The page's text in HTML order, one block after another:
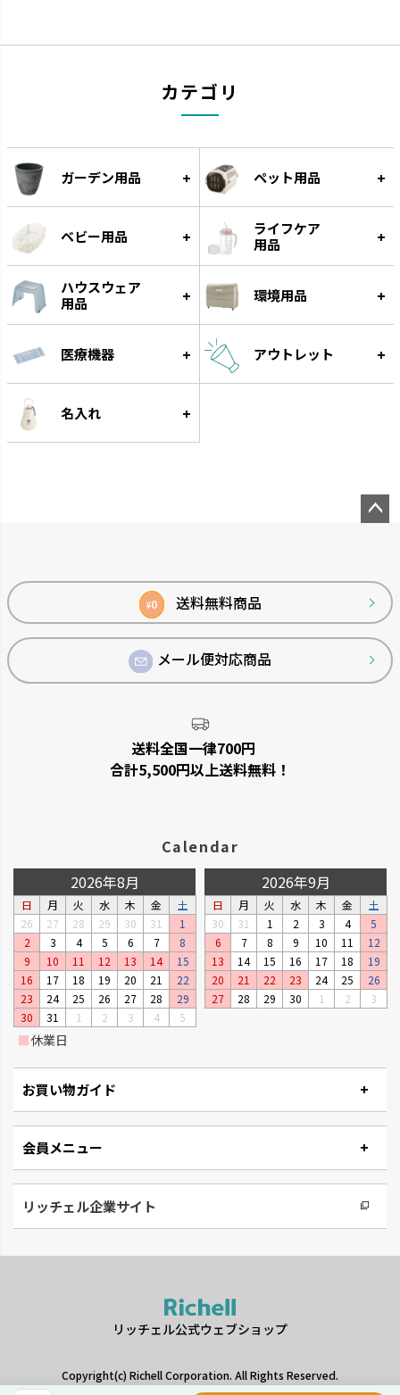
愛犬と一緒に遊べるコミュニケ
タイヤ素材で大満足の噛みごた
えです。
グルー
遊びながらフードをゆっくり食
べられる知遊玩具です。
カテゴリ
ガーデン用品 ペット用品
ベビー用品
ライフケア
用品
ハウスウェア
用品
環境用品
医療機器 アウトレット
名入れ
¥0 送料無料商品
メール便対応商品
送料全国一律700円
合計5,500円以上送料無料！
Calendar
2026年8月
日 月 火 水 木 金
土
26
27 28 29 30 31
1
2
3 4 5 6 7
8
9
10 11 12 13 14
15
16
17 18 19 20 21
22
23
24 25 26 27 28
29
30
31 1 2 3 4 5
2026年9月
日 月 火 水 木 金
土
30
31 1 2 3 4
5
6
7 8 9 10 11
12
13
14 15 16 17 18
19
20
21 22 23 24 25
26
27
28 29 30 1 2 3
■休業日
お買い物ガイド
会員メニュー
リッチェル企業サイト
リッチェル公式ウェブショップ
ップ
へ
Copyright(c) Richell Corporation. All Rights Reserved.